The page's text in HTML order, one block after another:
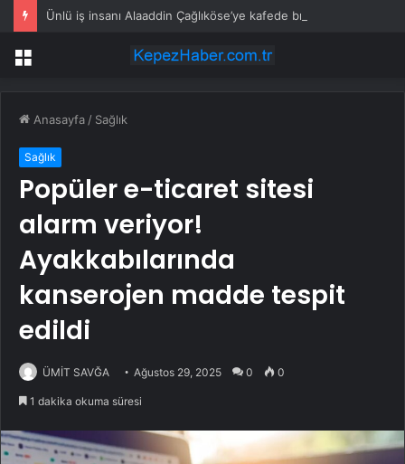
Menü
Anasayfa / Sağlık
Sağlık
Popüler e-ticaret sitesi
alarm veriyor!
Ayakkabılarında
kanserojen madde tespit
edildi
ÜMİT SAVĞA Ağustos 29, 2025 0 0
1 dakika okuma süresi